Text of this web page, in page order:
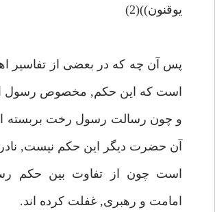
يوقنون))(2)
پس آن چه كه در بعضى از تفاسير
است كه اين حكم, مخصوص
و چون رسالت رسول رخت بربسته
آن حضرت ديگر اين حكم نيست,
است چون از تفاوت بين حكم
امامت و رهبرى, غفلت كرده اند.